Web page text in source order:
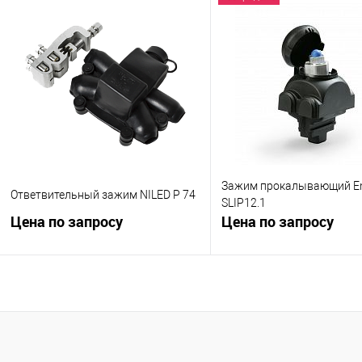
Запросить цену
Купить в 1 клик
К сравнению
В избранное
Под заказ
Запросить
Купить в 1 клик
В избранное
Ответвительный зажим NILED Р 74
Цена по запросу
Зажим прокалывающий
SLIP12.1
Цена по запросу